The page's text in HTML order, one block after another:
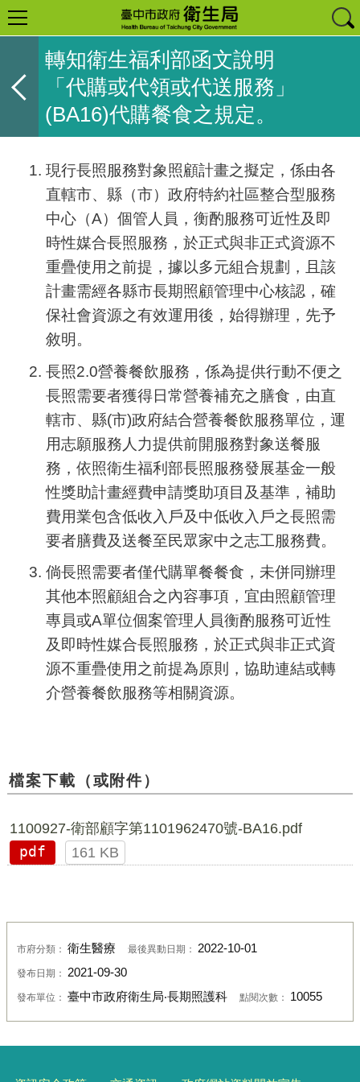
轉知衛生福利部函文說明
「代購或代領或代送服務」
(BA16)代購餐食之規定。
現行長照服務對象照顧計畫之擬定，係由各
直轄市、縣（市）政府特約社區整合型服務
中心（A）個管人員，衡酌服務可近性及即
時性媒合長照服務，於正式與非正式資源不
重疊使用之前提，據以多元組合規劃，且該
計畫需經各縣市長期照顧管理中心核認，確
保社會資源之有效運用後，始得辦理，先予
敘明。
長照2.0營養餐飲服務，係為提供行動不便之
長照需要者獲得日常營養補充之膳食，由直
轄市、縣(市)政府結合營養餐飲服務單位，運
用志願服務人力提供前開服務對象送餐服
務，依照衛生福利部長照服務發展基金一般
性獎助計畫經費申請獎助項目及基準，補助
費用業包含低收入戶及中低收入戶之長照需
要者膳費及送餐至民眾家中之志工服務費。
倘長照需要者僅代購單餐餐食，未併同辦理
其他本照顧組合之內容事項，宜由照顧管理
專員或A單位個案管理人員衡酌服務可近性
及即時性媒合長照服務，於正式與非正式資
源不重疊使用之前提為原則，協助連結或轉
介營養餐飲服務等相關資源。
檔案下載（或附件）
1100927-衛部顧字第1101962470號-BA16.pdf
pdf
161 KB
市府分類： 衛生醫療 最後異動日期： 2022-10-01
發布日期： 2021-09-30
發布單位： 臺中市政府衛生局‧長期照護科 點閱次數： 10055